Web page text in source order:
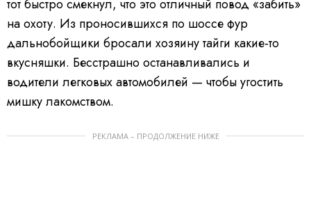
тот быстро смекнул, что это отличный повод «забить»
на охоту. Из проносившихся по шоссе фур
дальнобойщики бросали хозяину тайги какие-то
вкусняшки. Бесстрашно останавливались и
водители легковых автомобилей — чтобы угостить
мишку лакомством.
РЕКЛАМА – ПРОДОЛЖЕНИЕ НИЖЕ